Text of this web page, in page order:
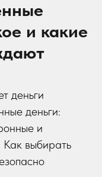
и какие
деньги
деньги:
и
выбирать